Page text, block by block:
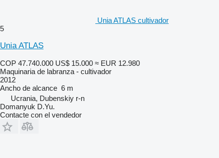
Unia ATLAS cultivador
5
Unia ATLAS
COP 47.740.000 US$ 15.000 ≈ EUR 12.980
Maquinaria de labranza - cultivador
2012
Ancho de alcance 6 m
Ucrania, Dubenskiy r-n
Domanyuk D.Yu.
Contacte con el vendedor